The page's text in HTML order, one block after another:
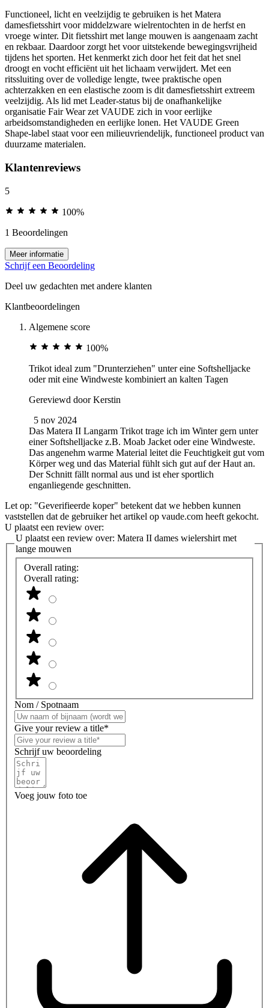
Functioneel, licht en veelzijdig te gebruiken is het Matera
damesfietsshirt voor middelzware wielrentochten in de herfst en
vroege winter. Dit fietsshirt met lange mouwen is aangenaam zacht
en rekbaar. Daardoor zorgt het voor uitstekende bewegingsvrijheid
tijdens het sporten. Het kenmerkt zich door het feit dat het snel
droogt en vocht efficiënt uit het lichaam verwijdert. Met een
ritssluiting over de volledige lengte, twee praktische open
achterzakken en een elastische zoom is dit damesfietsshirt extreem
veelzijdig. Als lid met Leader-status bij de onafhankelijke
organisatie Fair Wear zet VAUDE zich in voor eerlijke
arbeidsomstandigheden en eerlijke lonen. Het VAUDE Green
Shape-label staat voor een milieuvriendelijk, functioneel product van
duurzame materialen.
Klantenreviews
5
100%
1 Beoordelingen
Meer informatie
Schrijf een Beoordeling
Deel uw gedachten met andere klanten
Klantbeoordelingen
Algemene score
100%
Trikot ideal zum "Drunterziehen" unter eine Softshelljacke
oder mit eine Windweste kombiniert an kalten Tagen
Gereviewd doorKerstin
5 nov 2024
Das Matera II Langarm Trikot trage ich im Winter gern unter
einer Softshelljacke z.B. Moab Jacket oder eine Windweste.
Das angenehm warme Material leitet die Feuchtigkeit gut vom
Körper weg und das Material fühlt sich gut auf der Haut an.
Der Schnitt fällt normal aus und ist eher sportlich
enganliegende geschnitten.
Let op: "Geverifieerde koper" betekent dat we hebben kunnen
vaststellen dat de gebruiker het artikel op vaude.com heeft gekocht.
U plaatst een review over:
U plaatst een review over: Matera II dames wielershirt met
lange mouwen
Overall rating:
Overall rating:
Nom / Spotnaam
Give your review a title*
Schrijf uw beoordeling
Voeg jouw foto toe